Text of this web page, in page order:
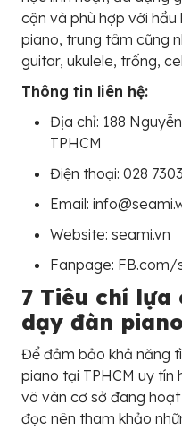
cận và phù hợp với
piano, trung tâm cũng
guitar, ukulele, trống,
Thông tin liên hệ:
Địa chỉ: 188
TPHCM
Điện thoại: 028
Email:
Website: seami.vn
Fanpage: FB.com/
7 Tiêu chí
dạy đàn
Để đảm bảo khả năng
piano tại TPHCM uy tín
vô vàn cơ sở đang
đọc nên tham khảo